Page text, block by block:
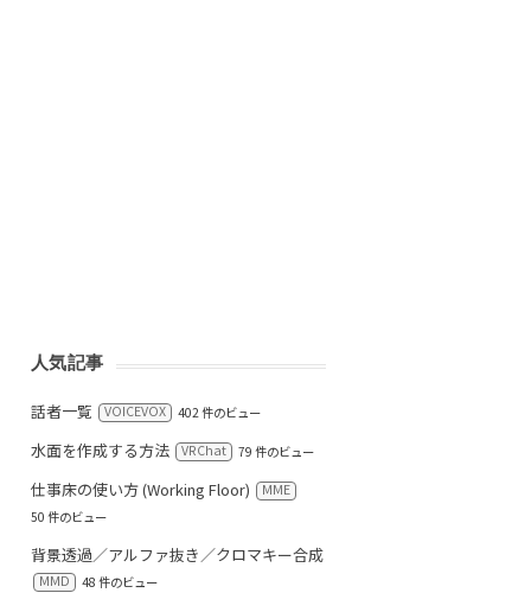
人気記事
話者一覧 VOICEVOX 402 件のビュー
水面を作成する方法 VRChat 79 件のビュー
仕事床の使い方 (Working Floor)
MME
50 件のビュー
背景透過／アルファ抜き／クロマキー合成
MMD 48 件のビュー